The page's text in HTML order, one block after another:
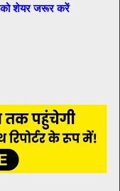
को शेयर जरूर करें